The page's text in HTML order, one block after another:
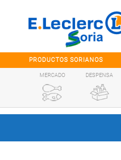
PRODUCTOS SORIANOS
MERCADO DESPENSA